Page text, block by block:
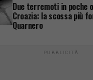
Due terremoti in poche
Croazia: la scossa più
Quarnero
PUBBLICITÀ